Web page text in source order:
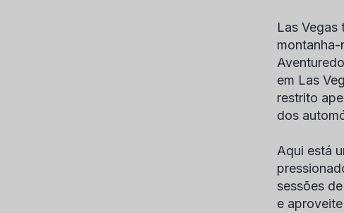
Las Vegas
em Las
restrito
dos
Aqui está
sessões
e